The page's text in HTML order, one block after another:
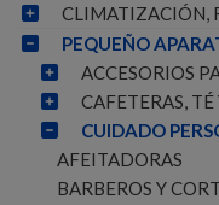
CLIMATIZACIÓN,
PEQUEÑO
ACCESORIOS
CAFETERAS, TÉ
CUIDADO
AFEITADORAS
BARBEROS Y